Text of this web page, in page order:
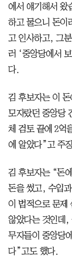
에서 얘기해서 왔
하고 물으니 돈이
고 인사하고, 그
러 ‘중앙당에서
다.
김 후보자는 이
모자랐던 중앙당
체 검토 끝에 2억
에 알았다”고 주
김 후보자는 “돈
돈을 썼고, 수입
이 법적으로 문제
않았다는 것인데,
무자들이 중앙당
다”고도 했다.